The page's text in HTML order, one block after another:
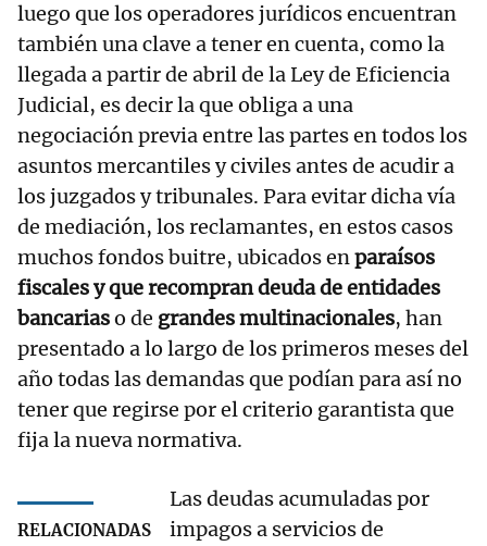
luego que los operadores jurídicos encuentran
también una clave a tener en cuenta, como la
llegada a partir de abril de la Ley de Eficiencia
Judicial, es decir la que obliga a una
negociación previa entre las partes en todos los
asuntos mercantiles y civiles antes de acudir a
los juzgados y tribunales. Para evitar dicha vía
de mediación, los reclamantes, en estos casos
muchos fondos buitre, ubicados enparaísos
fiscales y que recompran deuda de entidades
bancariaso de grandes multinacionales, han
presentado a lo largo de los primeros meses del
año todas las demandas que podían para así no
tener que regirse por el criterio garantista que
fija la nueva normativa.
RELACIONADAS
Las deudas acumuladas por
impagos a servicios de